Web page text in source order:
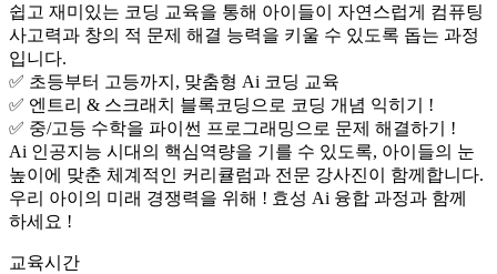
쉽고 재미있는 코딩 교육을 통해 아이들이 자연스럽게 컴퓨팅
사고력과 창의 적 문제 해결 능력을 키울 수 있도록 돕는 과정
입니다.
✅ 초등부터 고등까지, 맞춤형 Ai 코딩 교육
✅ 엔트리 & 스크래치 블록코딩으로 코딩 개념 익히기 !
✅ 중/고등 수학을 파이썬 프로그래밍으로 문제 해결하기 !
Ai 인공지능 시대의 핵심역량을 기를 수 있도록, 아이들의 눈
높이에 맞춘 체계적인 커리큘럼과 전문 강사진이 함께합니다.
우리 아이의 미래 경쟁력을 위해 ! 효성 Ai 융합 과정과 함께
하세요 !
교육시간